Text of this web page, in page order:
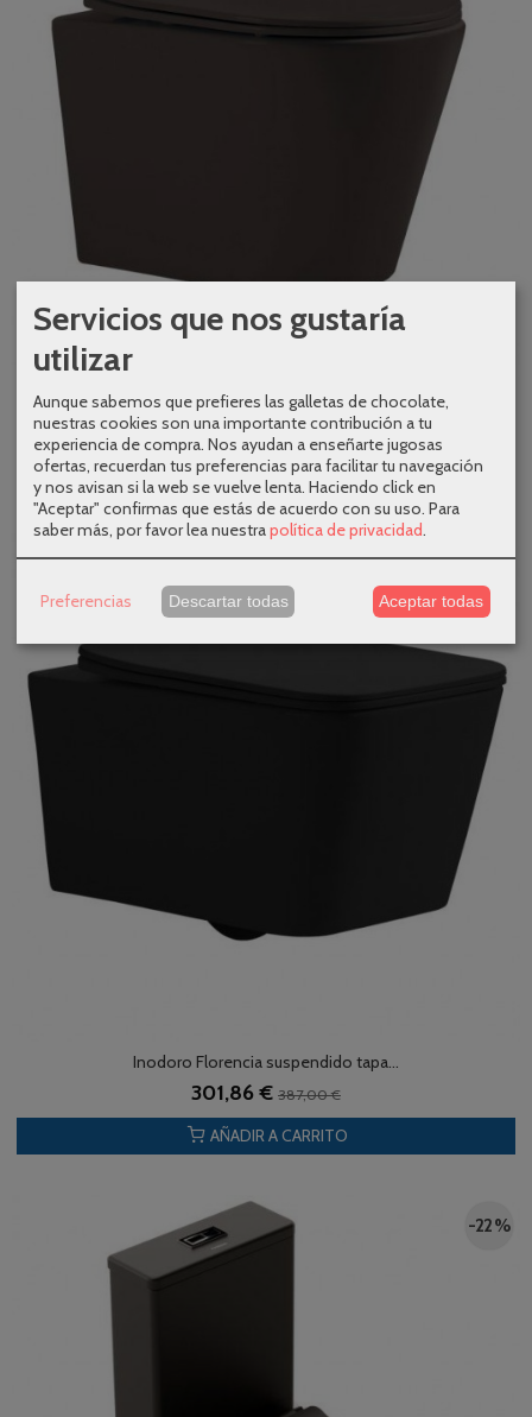
Inodoro Bolonia suspendido tapa...
301,86 €387,00 €
AÑADIR A CARRITO
-22 %
Inodoro Florencia suspendido tapa...
301,86 € 387,00 €
AÑADIR A CARRITO
-22 %
Servicios que nos gustaría
utilizar
Aunque sabemos que prefieres las galletas de chocolate,
nuestras cookies son una importante contribución a tu
experiencia de compra. Nos ayudan a enseñarte jugosas
ofertas, recuerdan tus preferencias para facilitar tu navegación
y nos avisan si la web se vuelve lenta. Haciendo click en
"Aceptar" confirmas que estás de acuerdo con su uso. Para
saber más, por favor lea nuestrapolítica de privacidad
Preferencias Descartar todas Aceptar todas